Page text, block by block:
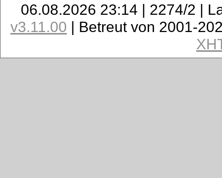
06.08.2026 23:14 | 2274/2 |
v3.11.00 | Betreut von 2001-